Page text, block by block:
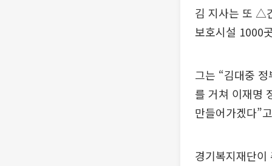
김 지사는 또 △
보호시설 1000
그는 “김대중
를 거쳐 이재명
만들어가겠다”
경기복지재단